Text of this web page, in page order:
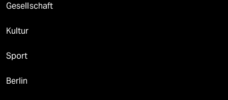
Gesellschaft
Kultur
Sport
Berlin